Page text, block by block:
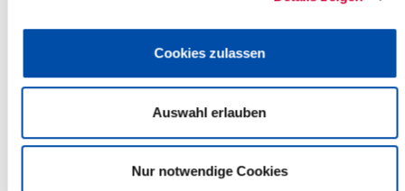
Cookies zulassen
Auswahl erlauben
Nur notwendige Cookies
Kulturförderpreis 2024: Ihre
Vorschläge sind gefragt!
15.03.2024: Nur alle fünf Jahre wird
der Kulturförderpreis des Kreises
Steinburg verliehen – und 2024 ist es
wieder so weit, übrigens zum zehnten